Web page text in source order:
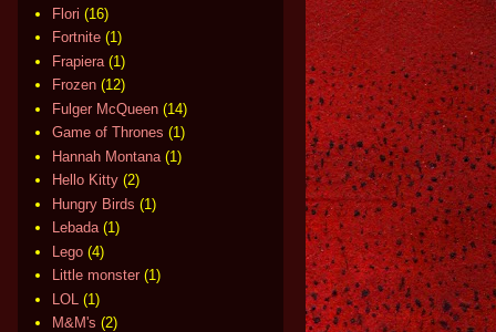
Flori (16)
Fortnite (1)
Frapiera (1)
Frozen (12)
Fulger McQueen (14)
Game of Thrones (1)
Hannah Montana (1)
Hello Kitty (2)
Hungry Birds (1)
Lebada (1)
Lego (4)
Little monster (1)
LOL
(1)
M&M's (2)